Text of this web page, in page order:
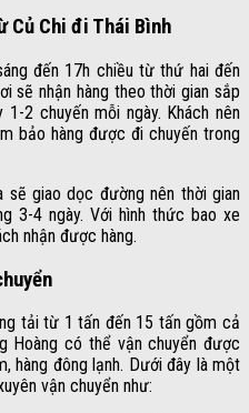
Củ Chi đi Thái Bình
đến 17h chiều từ thứ hai đến
sẽ nhận hàng theo thời gian sắp
2 chuyến mỗi ngày. Khách nên
bảo hàng được đi chuyến trong
sẽ giao dọc đường nên thời gian
3-4 ngày. Với hình thức bao xe
nhận được hàng.
tải từ 1 tấn đến 15 tấn gồm cả
Hoàng có thể vận chuyển được
hàng đông lạnh. Dưới đây là một
vận chuyển như: